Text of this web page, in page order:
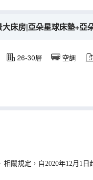
床房|亞朵星球床墊+亞
26-30層 空調
關規定，自2020年12月1